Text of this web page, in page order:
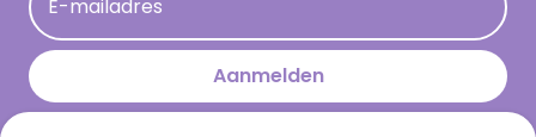
Persberichten
Hallmark en Kinderpostzegels
E-mailadres
Aanmelden